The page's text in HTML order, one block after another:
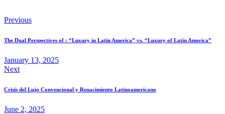
Previous
The Dual Perspectives of : “Luxury in Latin America” vs. “Luxury of Latin America”
January 13, 2025
Next
Crisis del Lujo Convencional y Renacimiento Latinoamericano
June 2, 2025